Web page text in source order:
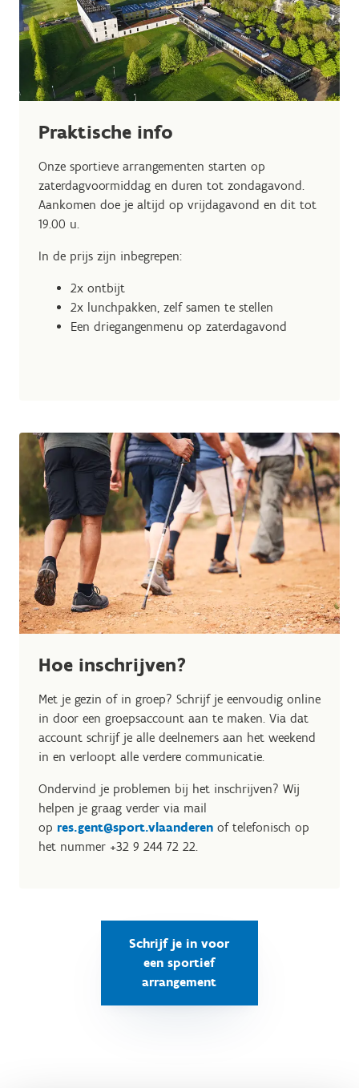
Praktische info
Onze sportieve arrangementen starten op
zaterdagvoormiddag en duren tot zondagavond.
Aankomen doe je altijd op vrijdagavond en dit tot
19.00 u.
In de prijs zijn inbegrepen:
2x ontbijt
2x lunchpakken, zelf samen te stellen
Een driegangenmenu op zaterdagavond
Hoe inschrijven?
Met je gezin of in groep? Schrijf je eenvoudig online
in door een groepsaccount aan te maken. Via dat
account schrijf je alle deelnemers aan het weekend
in en verloopt alle verdere communicatie.
Ondervind je problemen bij het inschrijven? Wij
helpen je graag verder via mail
op res.gent@sport.vlaanderen of telefonisch op
het nummer +32 9 244 72 22.
Schrijf je in voor
een sportief
arrangement